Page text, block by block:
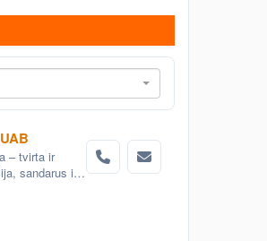
– tvirta ir
sandarus ir